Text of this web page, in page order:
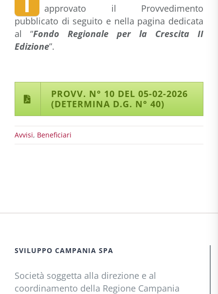
approvato il Provvedimento
pubblicato di seguito e nella pagina dedicata
al “Fondo Regionale per la Crescita II
Edizione”.
PROVV. N° 10 DEL 05-02-2026
(DETERMINA D.G. N° 40)
Avvisi, Beneficiari
SVILUPPO CAMPANIA SPA
Società soggetta alla direzione e al
coordinamento della Regione Campania